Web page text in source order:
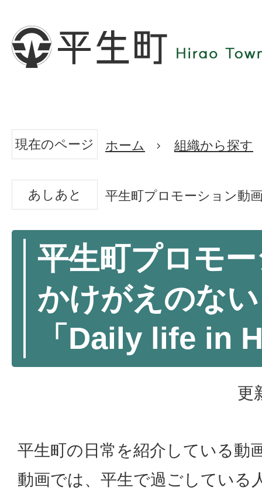
現在のページ ホーム 組織から探す
あしあと 平生町プロモーション動
平生町プロモ
かけがえのな
「Daily life in
更
平生町の日常を紹介している動
動画では、平生で過ごしている